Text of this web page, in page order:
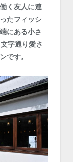
く友人に連
たフィッシ
にある小さ
字通り愛さ
です。